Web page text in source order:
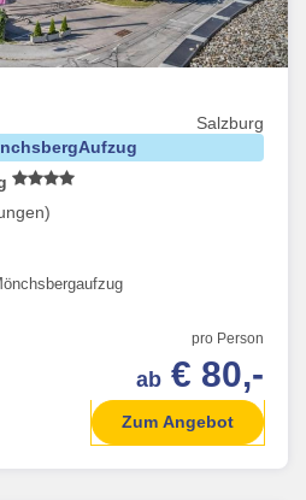
Salzburg
pro Person
ab € 80,-
Zum Angebot